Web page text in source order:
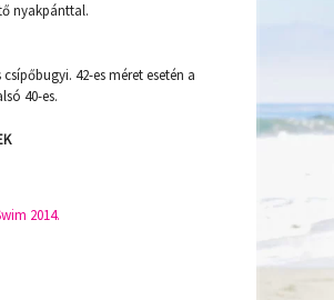
nyakpánttal.
42-es méret esetén a
40-es.
2014.